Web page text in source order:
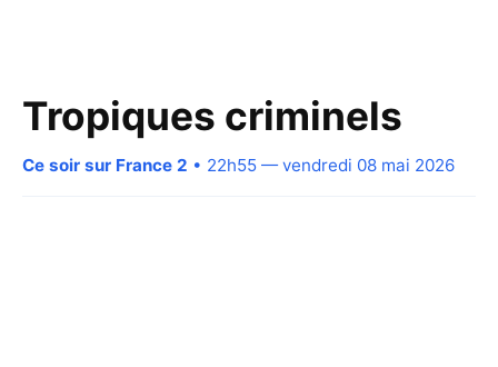
Tropiques criminels
Ce soir sur France 2 • 22h55 — vendredi 08 mai 2026